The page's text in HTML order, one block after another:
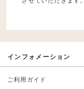
インフォメーション
ご利用ガイド